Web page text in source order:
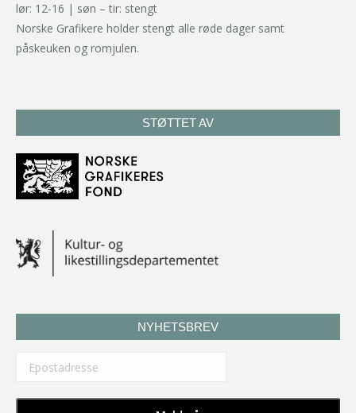
lør: 12-16 | søn – tir: stengt
Norske Grafikere holder stengt alle røde dager samt
påskeuken og romjulen.
STØTTET AV
NYHETSBREV